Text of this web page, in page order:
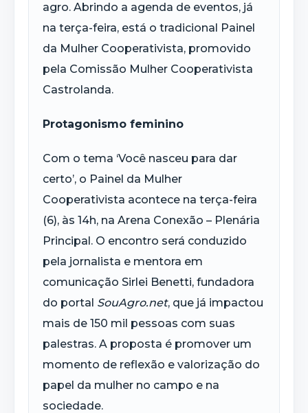
agro. Abrindo a agenda de eventos, já
na terça-feira, está o tradicional Painel
da Mulher Cooperativista, promovido
pela Comissão Mulher Cooperativista
Castrolanda.
Protagonismo feminino
Com o tema ‘Você nasceu para dar
certo’, o Painel da Mulher
Cooperativista acontece na terça-feira
(6), às 14h, na Arena Conexão – Plenária
Principal. O encontro será conduzido
pela jornalista e mentora em
comunicação Sirlei Benetti, fundadora
do portal SouAgro.net, que já impactou
mais de 150 mil pessoas com suas
palestras. A proposta é promover um
momento de reflexão e valorização do
papel da mulher no campo e na
sociedade.